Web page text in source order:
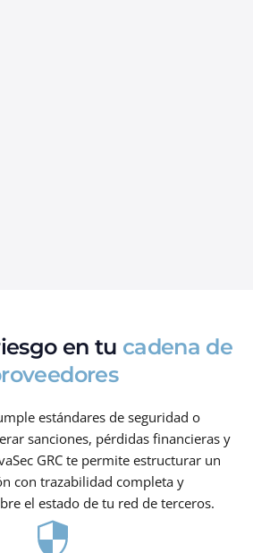
en tu cadena de
estándares de seguridad o
sanciones, pérdidas financieras y
GRC te permite estructurar un
con trazabilidad completa y
el estado de tu red de terceros.